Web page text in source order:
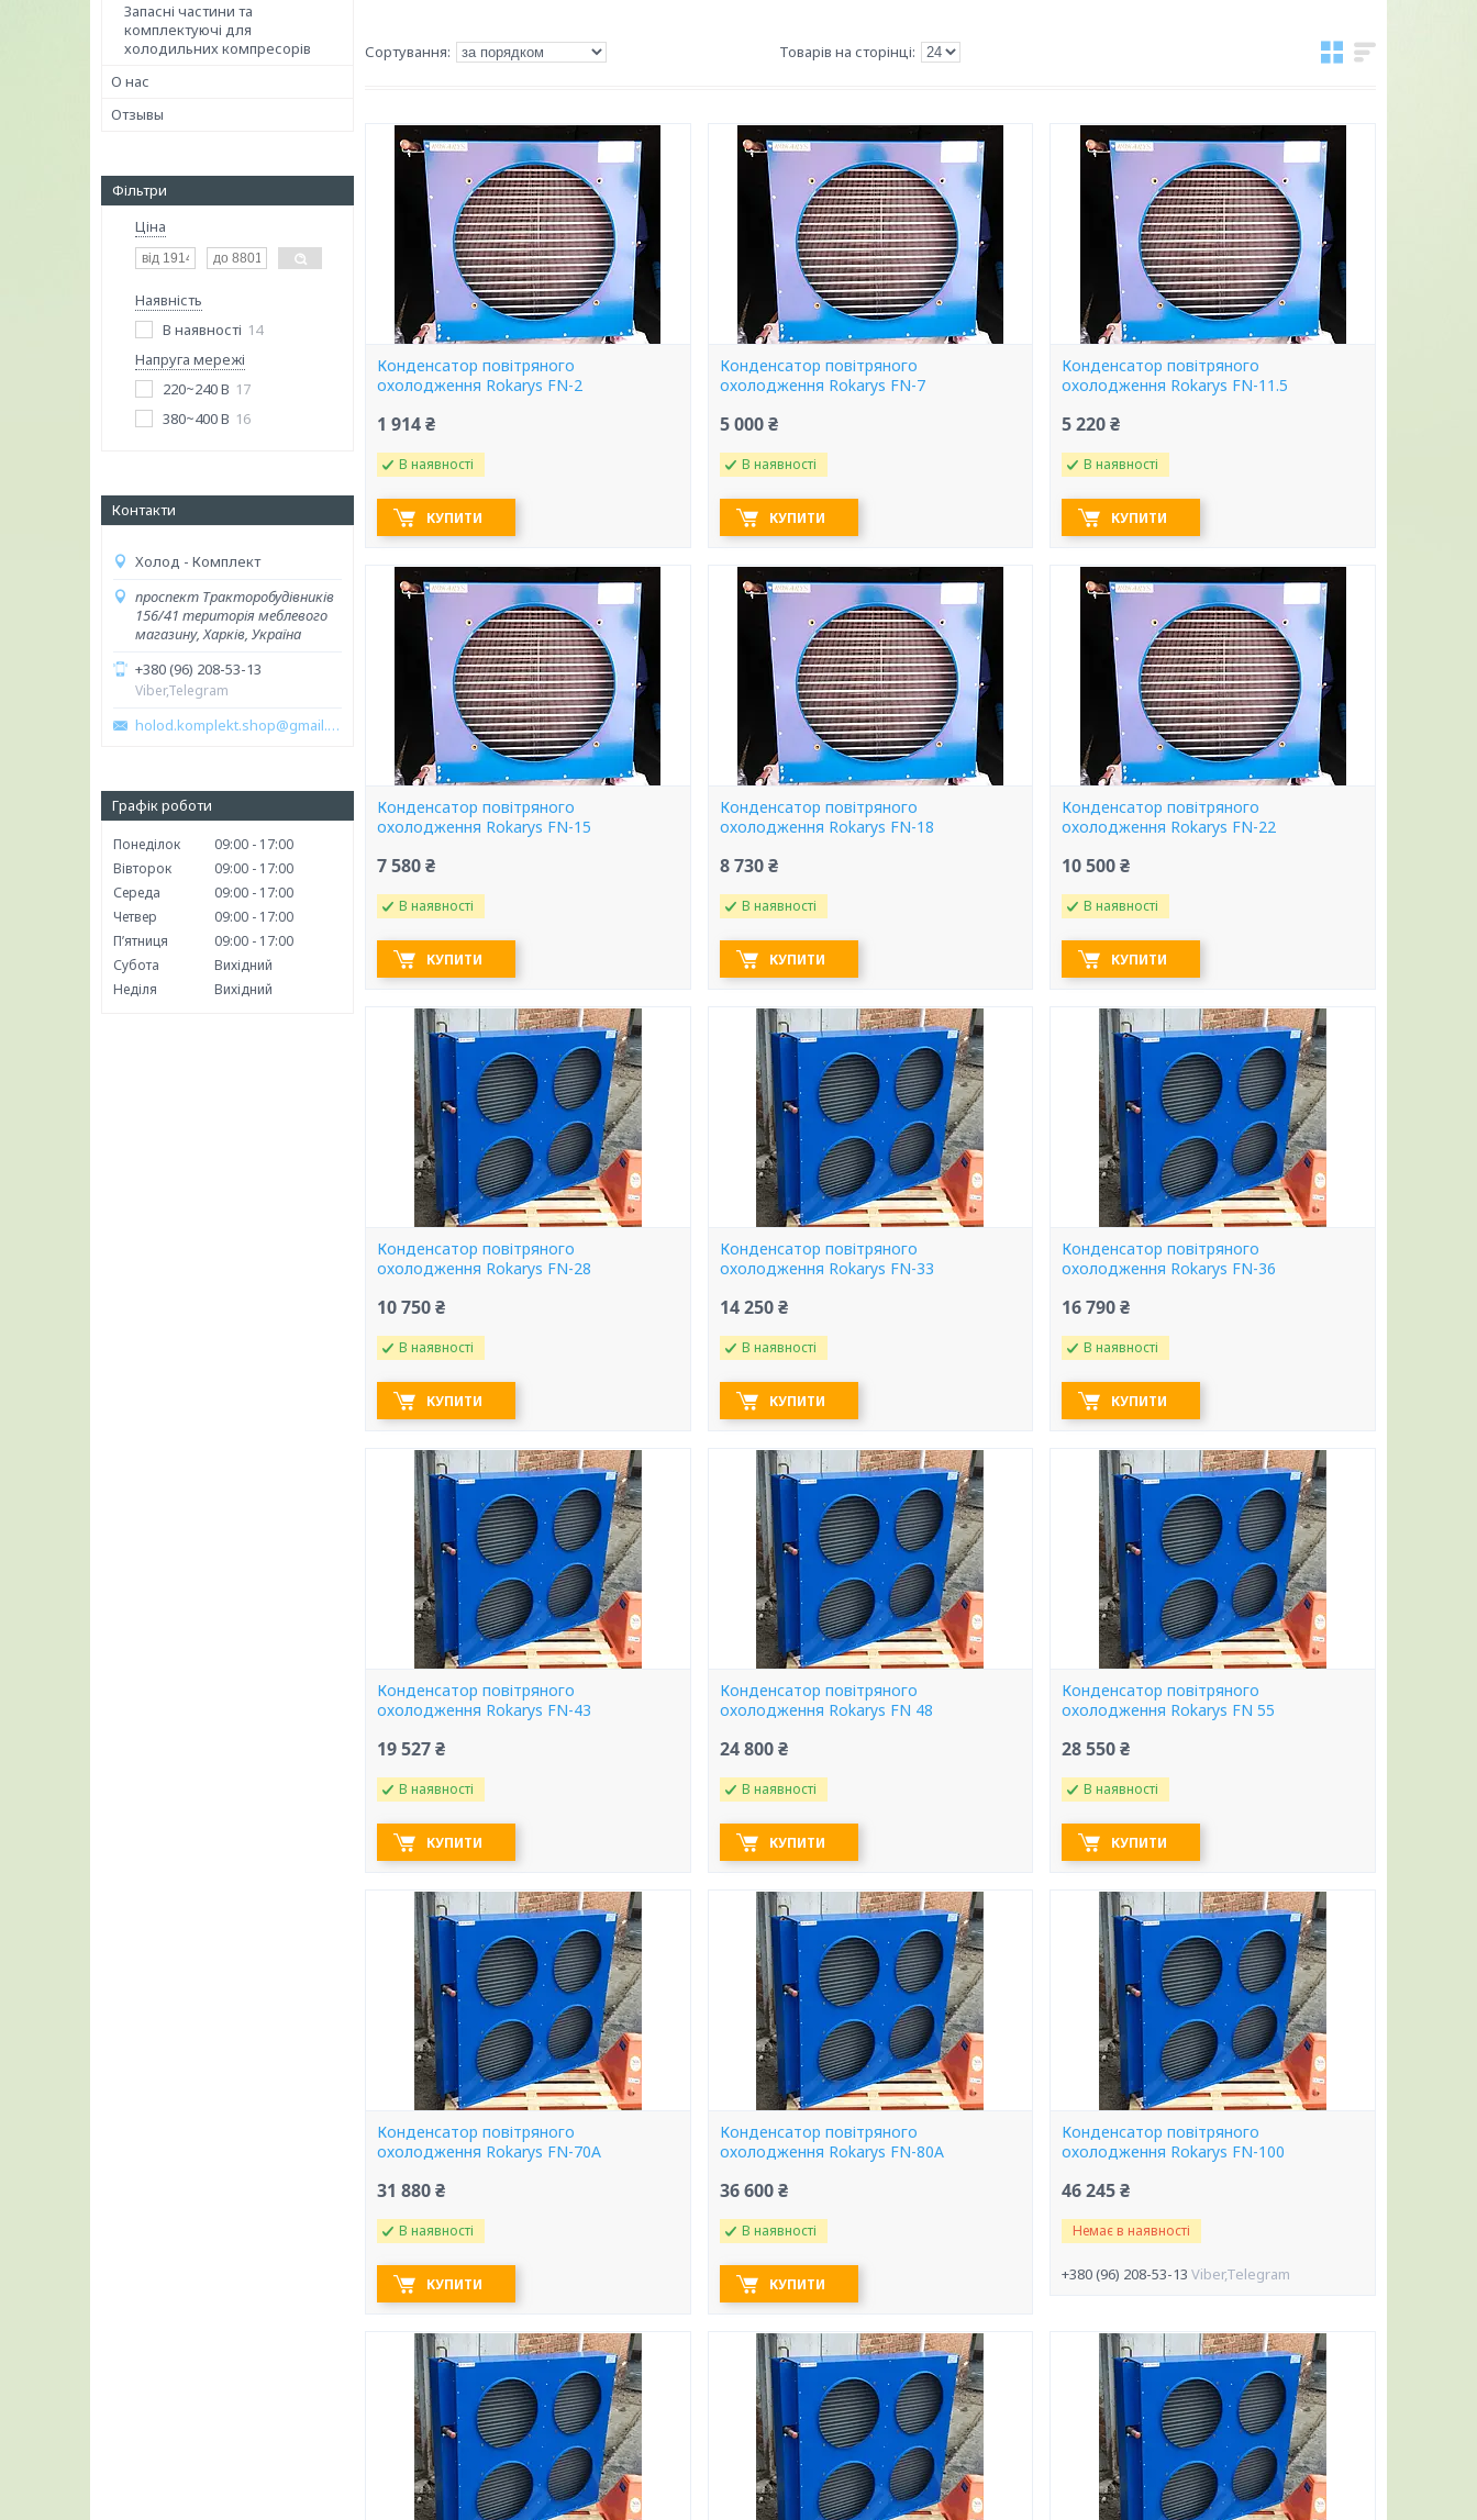
Запасні частини та
комплектуючі для
холодильних компресорів
О нас
Отзывы
Фільтри
Ціна
Наявність
В наявності 14
Напруга мережі
220~240 В 17
380~400 В 16
Контакти
Холод - Комплект
проспект Тракторобудівників
156/41 територія меблевого
магазину, Харків, Україна
+380 (96) 208-53-13
Viber,Telegram
holod.komplekt.shop@gmail.com
Графік роботи
Понеділок 09:00
17:00
Вівторок
09:00
17:00
Середа
09:00
17:00
Четвер
09:00
17:00
Пʼятниця
09:00
17:00
Субота
Вихідний
Неділя
Вихідний
Конденсатор повітряного
охолодження Rokarys FN-2
1 914 ₴
В наявності
КУПИТИ
Конденсатор повітряного
охолодження Rokarys FN-7
5 000 ₴
В наявності
КУПИТИ
Конденсатор повітряного
охолодження Rokarys FN-11.5
5 220 ₴
В наявності
КУПИТИ
Конденсатор повітряного
охолодження Rokarys FN-15
7 580 ₴
В наявності
КУПИТИ
Конденсатор повітряного
охолодження Rokarys FN-18
8 730 ₴
В наявності
КУПИТИ
Конденсатор повітряного
охолодження Rokarys FN-22
10 500 ₴
В наявності
КУПИТИ
Конденсатор повітряного
охолодження Rokarys FN-28
10 750 ₴
В наявності
КУПИТИ
Конденсатор повітряного
охолодження Rokarys FN-33
14 250 ₴
В наявності
КУПИТИ
Конденсатор повітряного
охолодження Rokarys FN-36
16 790 ₴
В наявності
КУПИТИ
Конденсатор повітряного
охолодження Rokarys FN-43
19 527 ₴
В наявності
КУПИТИ
Конденсатор повітряного
охолодження Rokarys FN 48
24 800 ₴
В наявності
КУПИТИ
Конденсатор повітряного
охолодження Rokarys FN 55
28 550 ₴
В наявності
КУПИТИ
Конденсатор повітряного
охолодження Rokarys FN-70A
31 880 ₴
В наявності
КУПИТИ
Конденсатор повітряного
охолодження Rokarys FN-80A
36 600 ₴
В наявності
КУПИТИ
Конденсатор повітряного
охолодження Rokarys FN-100
46 245 ₴
Немає в наявності
+380 (96) 208-53-13 Viber,Telegram